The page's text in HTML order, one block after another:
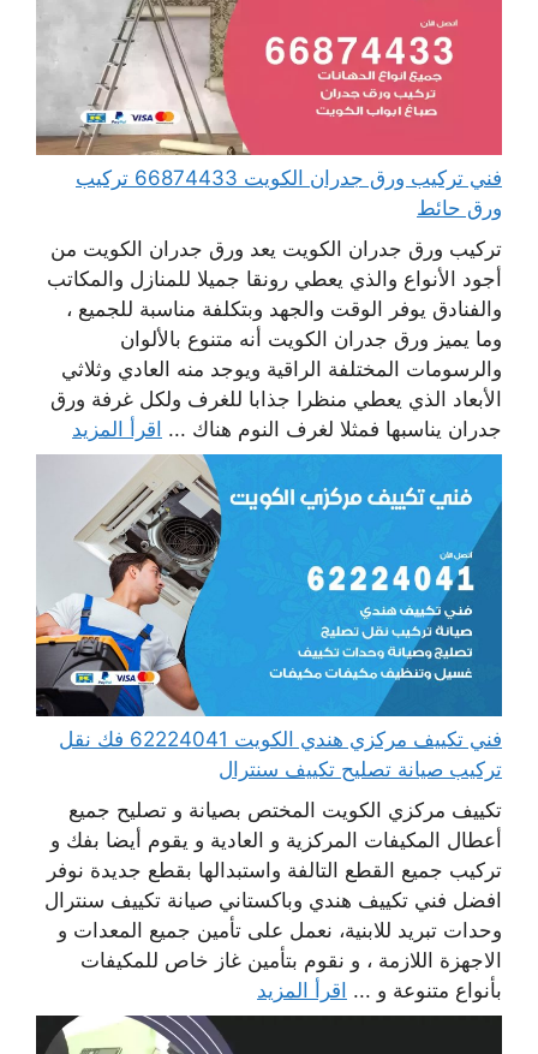
فني تركيب ورق جدران الكويت 66874433 تركيب
ورق حائط
تركيب ورق جدران الكويت يعد ورق جدران الكويت من
أجود الأنواع والذي يعطي رونقا جميلا للمنازل والمكاتب
والفنادق يوفر الوقت والجهد وبتكلفة مناسبة للجميع ،
وما يميز ورق جدران الكويت أنه متنوع بالألوان
والرسومات المختلفة الراقية ويوجد منه العادي وثلاثي
الأبعاد الذي يعطي منظرا جذابا للغرف ولكل غرفة ورق
جدران يناسبها فمثلا لغرف النوم هناك ... اقرأ المزيد
فني تكييف مركزي هندي الكويت 62224041 فك نقل
تركيب صيانة تصليح تكييف سنترال
تكييف مركزي الكويت المختص بصيانة و تصليح جميع
أعطال المكيفات المركزية و العادية و يقوم أيضا بفك و
تركيب جميع القطع التالفة واستبدالها بقطع جديدة نوفر
افضل فني تكييف هندي وباكستاني صيانة تكييف سنترال
وحدات تبريد للابنية، نعمل على تأمين جميع المعدات و
الاجهزة اللازمة ، و نقوم بتأمين غاز خاص للمكيفات
بأنواع متنوعة و ... اقرأ المزيد